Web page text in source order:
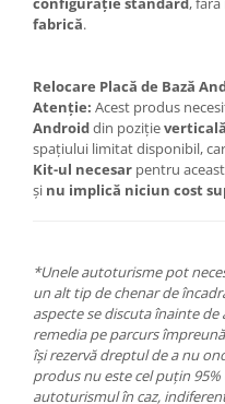
fabrică.
Relocare Placă de Bază
Atenție: Acest produs
Androiddin pozițieverticală
spațiului limitat disponibil,
Kit-ul necesar pentru
și nu implică niciun cost
*Unele autoturisme pot
un alt tip de chenar de
aspecte se discuta înainte de
remedia pe parcurs
își rezervă dreptul de a nu
produs nu este cel puțin
autoturismul în caz,